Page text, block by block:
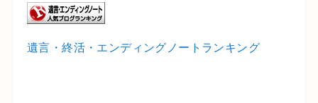
遺言・終活・エンディングノートランキング